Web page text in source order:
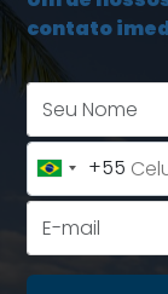
contato
Brazil
+55
+55